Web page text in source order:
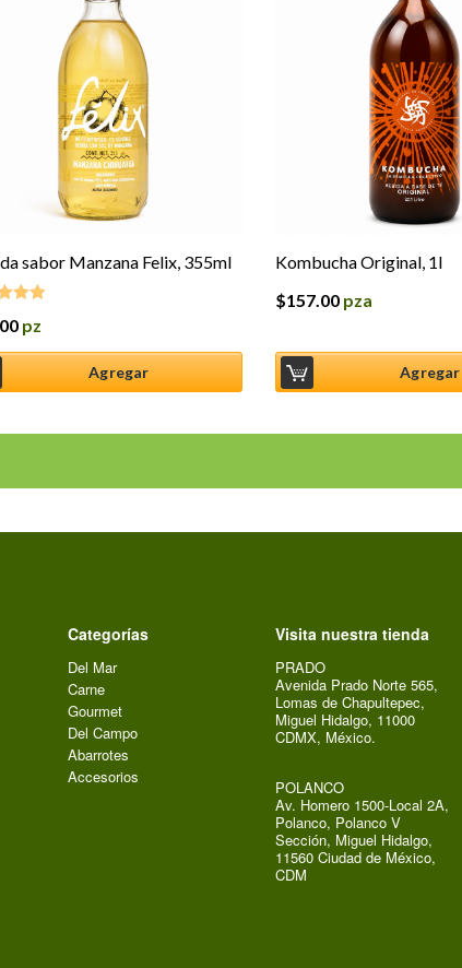
sabor Manzana Felix, 355ml
en
pz
Agregar
Kombucha Original, 1l
$157.00 pza
Agregar
Categorías
Del Mar
Carne
Gourmet
Del Campo
Abarrotes
Accesorios
Visita nuestra tienda
PRADO
Avenida Prado Norte 565,
Lomas de Chapultepec,
Miguel Hidalgo, 11000
CDMX, México.
POLANCO
Av. Homero 1500-Local 2A,
Polanco, Polanco V
Sección, Miguel Hidalgo,
11560 Ciudad de México,
CDM